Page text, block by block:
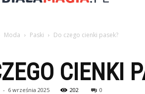
Moda Paski Do czego cienki pasek?
CIENKI
- 6 września 2025 202 0